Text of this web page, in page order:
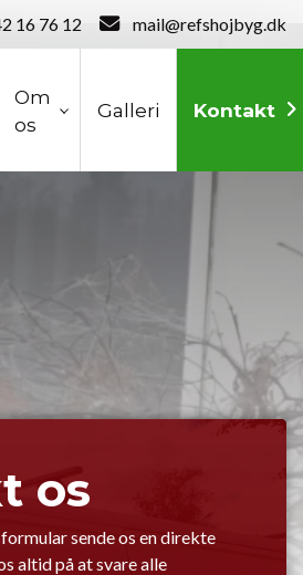
16 76 12 mail@refshojbyg.dk
Om
os
Galleri Kontakt
os
sende os en direkte
altid på at svare alle